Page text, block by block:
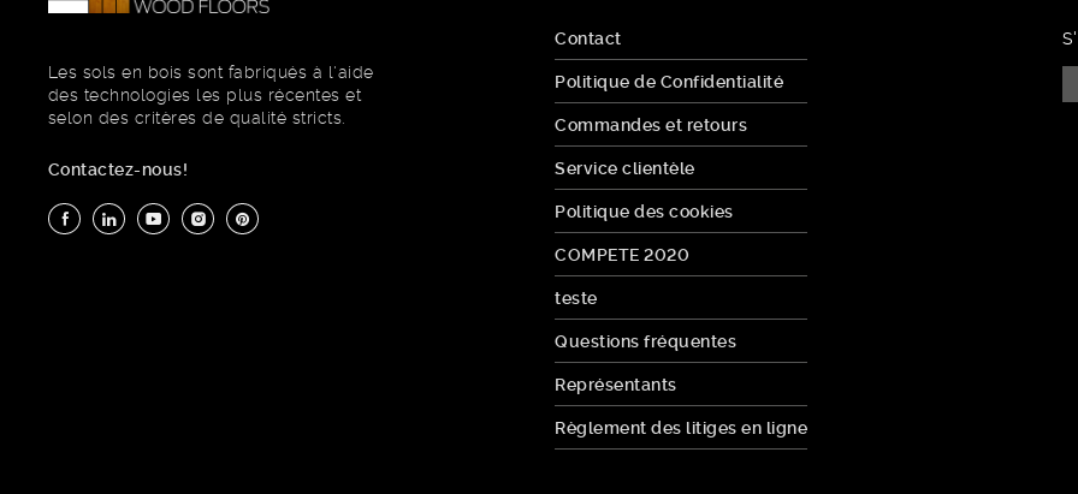
Les sols en bois sont fabriqués à l'aide
des technologies les plus récentes et
selon des critères de qualité stricts.
Contactez-nous!
Contact
Politique de Confidentialité
Commandes et retours
Service clientèle
Politique des cookies
COMPETE 2020
teste
Questions fréquentes
Représentants
Règlement des litiges en ligne